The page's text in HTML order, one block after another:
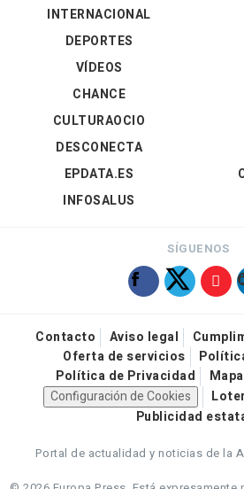
INTERNACIONAL
DEPORTES
VÍDEOS
CHANCE
CULTURAOCIO
DESCONECTA
EPDATA.ES
INFOSALUS
SÍGUENOS
Contacto Aviso legal
Oferta de servicios
Política de Privacidad
Configuración de Cookies
Publicidad
Portal de actualidad y noticias de la